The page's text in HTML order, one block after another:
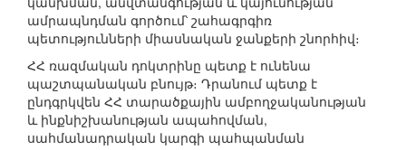
ամրապնդման գործում՝ շահագրգիռ
պետությունների միասնական ջանքերի շնորհիվ։
ՀՀ ռազմական դոկտրինը պետք է ունենա
պաշտպանական բնույթ։ Դրանում պետք է
ընդգրկվեն ՀՀ տարածքային ամբողջականության
և ինքնիշխանության ապահովման,
սահմանադրական կարգի պահպանման